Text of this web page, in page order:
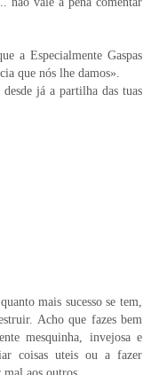
a Especialmente Gaspas
que nós lhe damos».
já a partilha das tuas
mais sucesso se tem,
Acho que fazes bem
mesquinha, invejosa e
coisas uteis ou a fazer